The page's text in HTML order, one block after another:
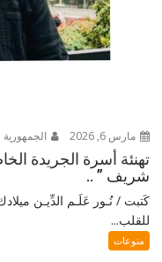
مارس 6, 2026 الجمهورية
تهنئة أسرة الجريدة
شريف ” ..
كَتبت / نُـور عَلَـم الدِّيـن
للقلب...
منوعات